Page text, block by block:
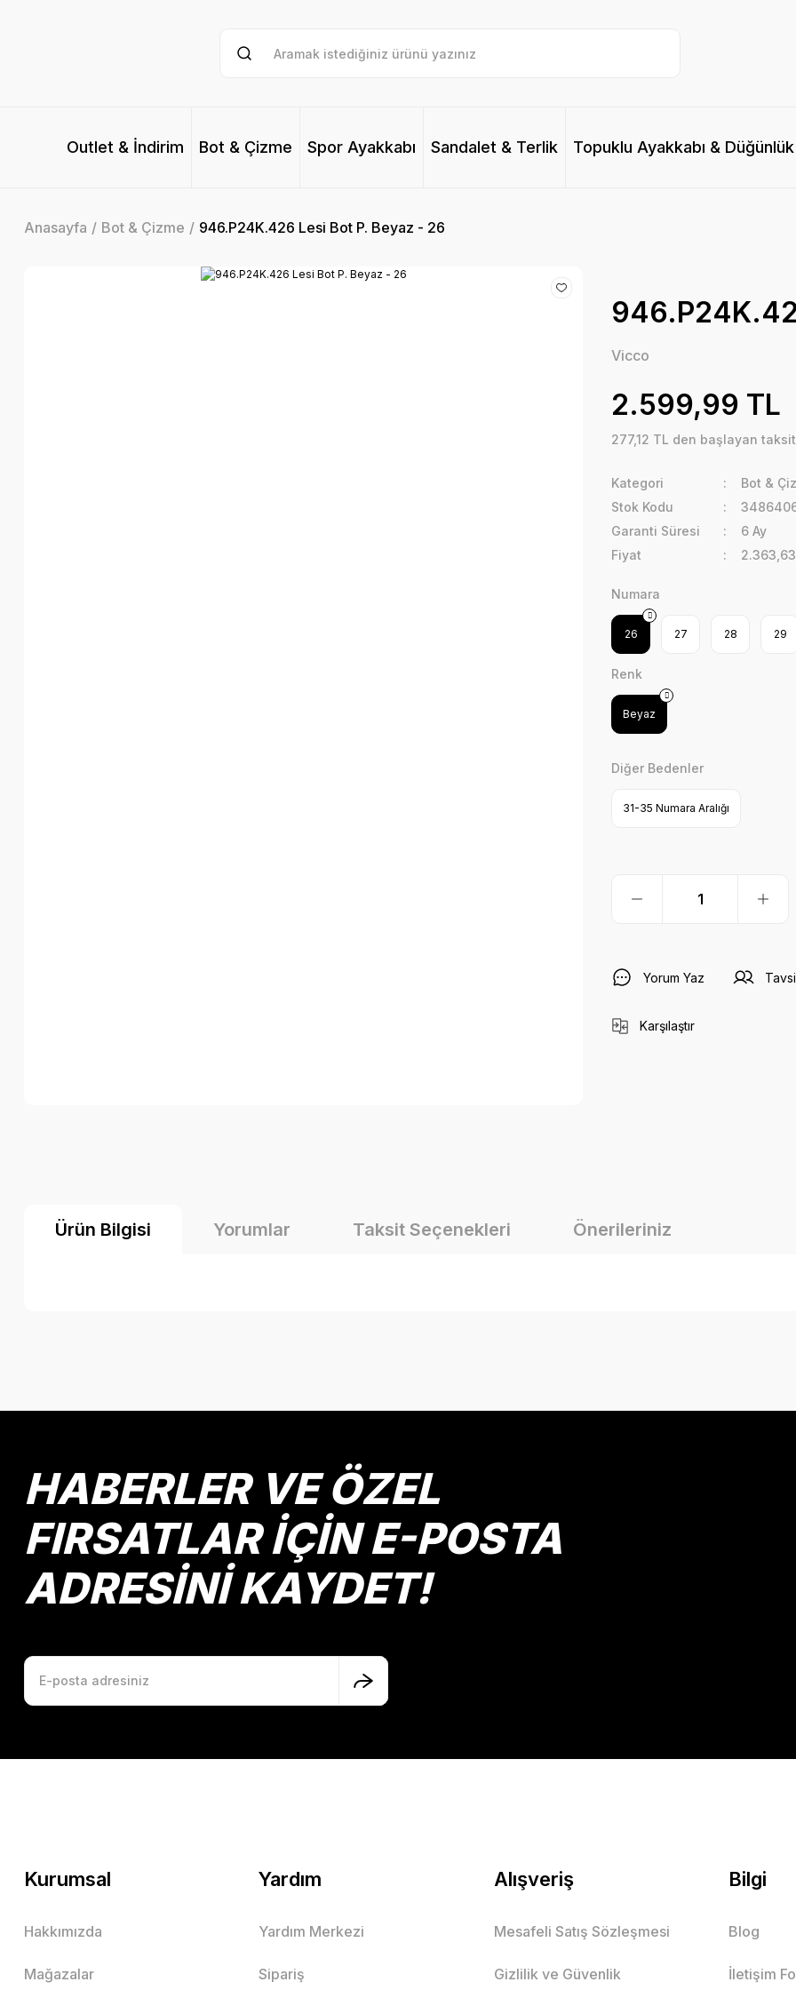
Outlet & İndirim Bot & Çizme Spor Ayakkabı Sandalet & Terlik Topuklu Ayakkabı & Düğünlük
Anasayfa Bot & Çizme 946.P24K.426 Lesi Bot P. Beyaz - 26
Vicco
2.599,99 TL
277,12 TL den başlayan
Kategori Bot &
Stok Kodu
Garanti Süresi
6 Ay
Fiyat
Numara
26 27 28 29
Renk
Beyaz
Diğer Bedenler
31-35 Numara Aralığı
Yorum Yaz
Karşılaştır
Ürün Bilgisi Yorumlar Taksit Seçenekleri Önerileriniz
Ürün resmi kalitesiz, bozuk veya görüntülenemiyor.
Ürün fiyatı diğer sitelerden daha pahalı.
Bu ürüne benzer farklı alternatifler olmalı.
HABERLER VE ÖZEL
FIRSATLAR İÇİN E-POSTA
ADRESİNİ KAYDET!
Kurumsal
Hakkımızda
Mağazalar
Yardım
Yardım Merkezi
Sipariş
Alışveriş
Mesafeli Satış Sözleşmesi
Gizlilik ve Güvenlik
Bilgi
Blog
İletişim